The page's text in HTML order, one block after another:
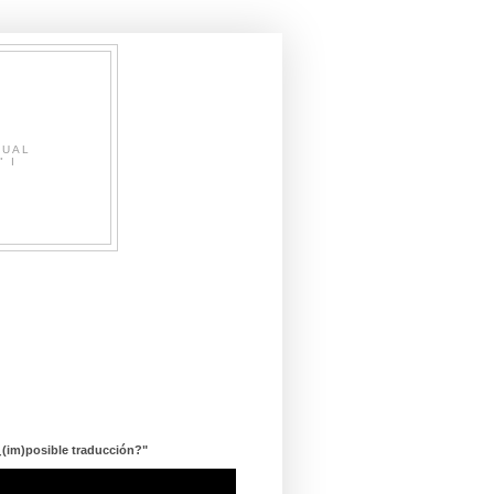
I
traducción?"